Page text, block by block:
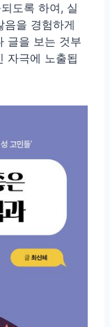
도록 하여, 실
을 경험하게
글을 보는 것부
자극에 노출됩